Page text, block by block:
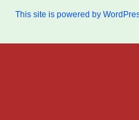
This site is powered by